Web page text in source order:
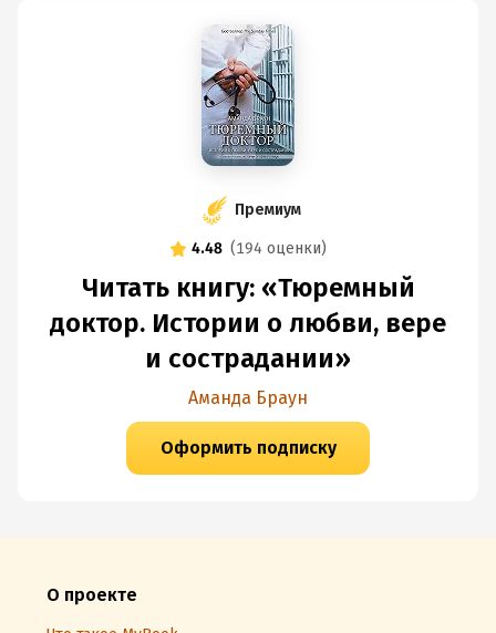
Премиум
4.48 (194 оценки)
Читать книгу: «Тюремный
доктор. Истории о любви, вере
и сострадании»
Аманда Браун
Оформить подписку
О проекте